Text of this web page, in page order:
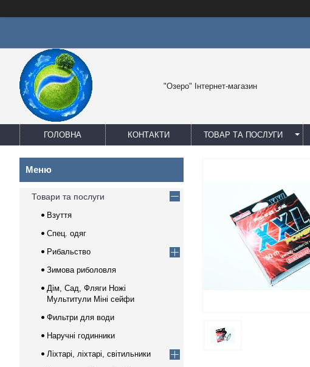
"Озеро" Інтернет-магазин
ГОЛОВНА КОНТАКТИ ТОВАР ТА ПОСЛУГИ
Товари та послуги
Взуття
Спец. одяг
Рибальство
Зимова риболовля
Дім, Сад, Фляги Ножі
Мультитули Міні сейфи
Фильтри для води
Наручні годинники
Ліхтарі, ліхтарі, світильники